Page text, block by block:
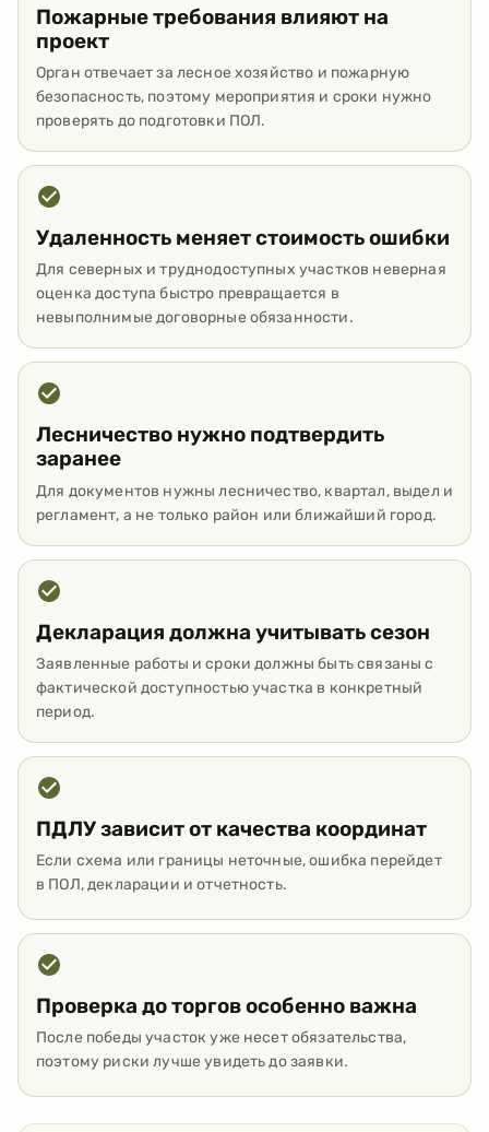
Пожарные требования влияют на
проект
Орган отвечает за лесное хозяйство и пожарную
безопасность, поэтому мероприятия и сроки нужно
проверять до подготовки ПОЛ.
Удаленность меняет стоимость ошибки
Для северных и труднодоступных участков неверная
оценка доступа быстро превращается в
невыполнимые договорные обязанности.
Лесничество нужно подтвердить
заранее
Для документов нужны лесничество, квартал, выдел и
регламент, а не только район или ближайший город.
Декларация должна учитывать сезон
Заявленные работы и сроки должны быть связаны с
фактической доступностью участка в конкретный
период.
ПДЛУ зависит от качества координат
Если схема или границы неточные, ошибка перейдет
в ПОЛ, декларации и отчетность.
Проверка до торгов особенно важна
После победы участок уже несет обязательства,
поэтому риски лучше увидеть до заявки.